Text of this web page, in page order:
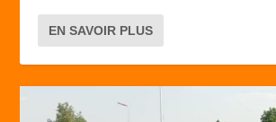
EN SAVOIR PLUS